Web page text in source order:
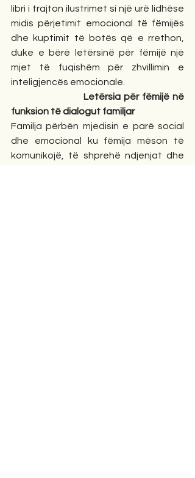
libri i trajton ilustrimet si një urë lidhëse
midis përjetimit emocional të fëmijës
dhe kuptimit të botës që e rrethon,
duke e bërë letërsinë për fëmijë një
mjet të fuqishëm për zhvillimin e
inteligjencës emocionale.
Letërsia për fëmijë në
funksion të dialogut familjar
Familja përbën mjedisin e parë social
dhe emocional ku fëmija mëson të
komunikojë, të shprehë ndjenjat dhe